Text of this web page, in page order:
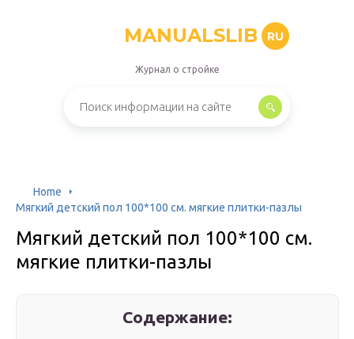
MANUALSLIB RU
Журнал о стройке
Home
Мягкий детский пол 100*100 см. мягкие плитки-пазлы
Мягкий детский пол 100*100 см.
мягкие плитки-пазлы
Содержание: